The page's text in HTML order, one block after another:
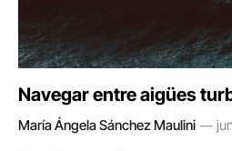
Navegar entre aigües
María Ángela Sánchez Maulini